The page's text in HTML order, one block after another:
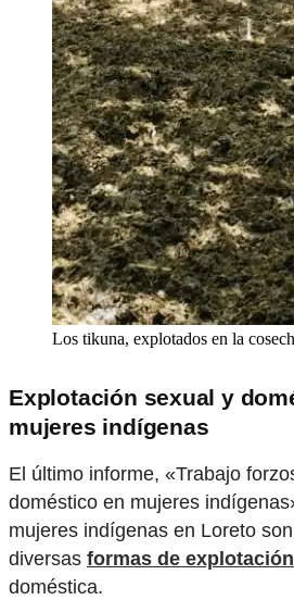
Los tikuna, explotados en la
Explotación sexual y
mujeres indígenas
El último informe, «Trabajo
doméstico en mujeres
mujeres indígenas en Loreto
diversas formas de explotación
doméstica.